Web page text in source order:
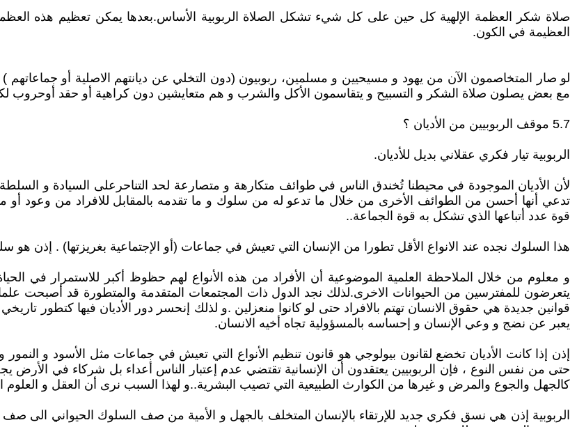
صلاة شكر العظمة الإلهية كل حين على كل شيء تشكل الصلاة الربوبية الأساس.بعدها يمكن تعظيم هذه العظمة
العظيمة في الكون.
لو صار المتخاصمون الآن من يهود و مسيحيين و مسلمين، ربوبيون (دون التخلي عن ديانتهم الاصلية أو جماعاتهم
مع بعض يصلون صلاة الشكر و التسبيح و يتقاسمون الأكل والشرب و هم متعايشين دون كراهية أو حقد أوحروب
5.7 موقف الربوبيين من الأديان ؟
الربوبية تيار فكري عقلاني بديل للأديان.
لأن الأديان الموجودة في محيطنا تُخندق الناس في طوائف متكارهة و متصارعة لحد التناحرعلى السيادة و
تدعي أنها أحسن من الطوائف الأخرى من خلال ما تدعو له من سلوك و ما تقدمه بالمقابل للافراد من وعود أو
قوة عدد أتباعها الذي تشكل به قوة الجماعة..
هذا السلوك نجده عند الانواع الأقل تطورا من الإنسان التي تعيش في جماعات (أو الإجتماعية بغريزتها) . إذن هو
و معلوم من خلال الملاحظة العلمية الموضوعية أن الأفراد من هذه الأنواع لهم حظوظ أكبر للاستمرار في
يتعرضون للمفترسين من الحيوانات الاخرى.لذلك نجد الدول ذات المجتمعات المتقدمة والمتطورة قد أصبحت
قوانين جديدة هي حقوق الانسان تهتم بالافراد حتى لو كانوا منعزلين .و لذلك إنحسر دور الأديان فيها كتطور
يعبر عن نضج و وعي الإنسان و إحساسه بالمسؤولية تجاه أخيه الانسان.
إذن إذا كانت الأديان تخضع لقانون بيولوجي هو قانون تنظيم الأنواع التي تعيش في جماعات مثل الأسود و النمور
حتى من نفس النوع ، فإن الربوبيين يعتقدون أن الإنسانية تقتضي عدم إعتبار الناس أعداء بل شركاء في الأرض يجب
كالجهل والجوع والمرض و غيرها من الكوارث الطبيعية التي تصيب البشرية..و لهذا السبب نرى أن العقل و العلوم
الربوبية إذن هي نسق فكري جديد للإرتقاء بالإنسان المتخلف بالجهل و الأمية من صف السلوك الحيواني الى صف